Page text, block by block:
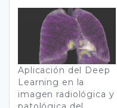
Aplicación del Deep
Learning en la
imagen radiológica y